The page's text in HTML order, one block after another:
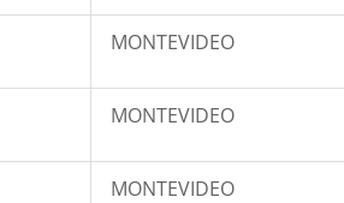
MONTEVIDEO
MONTEVIDEO
MONTEVIDEO